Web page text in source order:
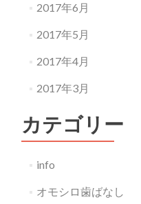
2017年6月
2017年5月
2017年4月
2017年3月
カテゴリー
info
オモシロ歯ばなし